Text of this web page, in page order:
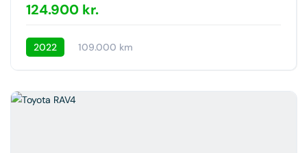
124.900 kr.
2022 109.000 km